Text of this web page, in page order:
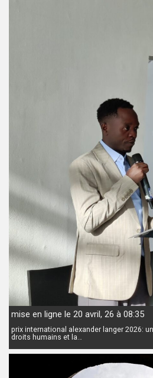
mise en ligne le 20 avril, 26 à 08:35
prix international alexander langer 2026:
droits humains et la…